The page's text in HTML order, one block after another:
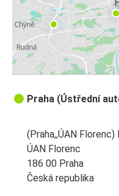
Praha (Ústřední
(Praha,,ÚAN
ÚAN Florenc
186 00 Praha
Česká republika